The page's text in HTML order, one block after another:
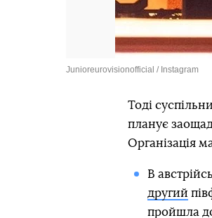
Junioreurovisionofficial / Instagram
Тоді
планує
Організація
В
другий
пройшла